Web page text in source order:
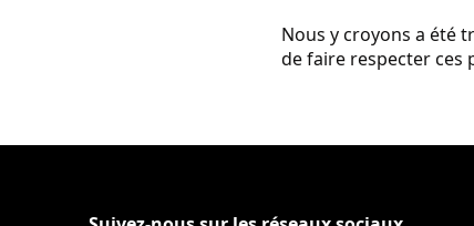
Nous y croyons a été
de faire respecter ces